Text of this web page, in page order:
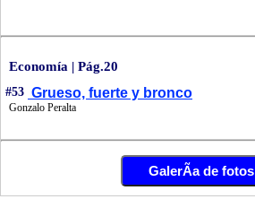
Economía | Pág.20
#53 Grueso, fuerte y bronco
Gonzalo Peralta
GalerÃ­a de fotos